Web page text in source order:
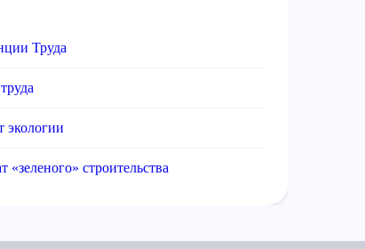
Труда
экологии
строительства